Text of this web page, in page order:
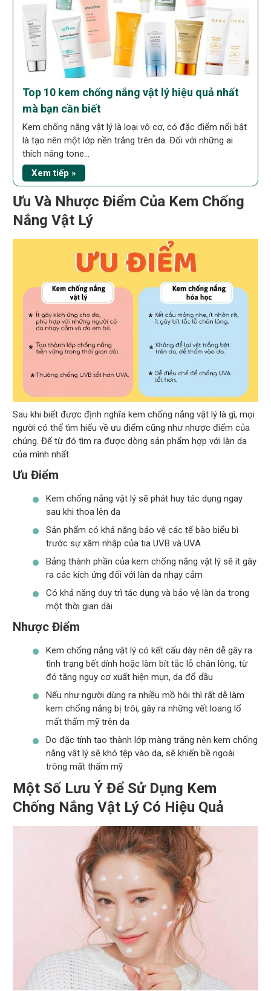
Top 10 kem chống nắng vật lý hiệu quả nhất
mà bạn cần biết
Kem chống nắng vật lý là loại vô cơ, có đặc điểm nổi bật
là tạo nên một lớp nền trắng trên da. Đối với những ai
thích nâng tone...
Xem tiếp »
Ưu Và Nhược Điểm Của Kem Chống
Nắng Vật Lý
Sau khi biết được định nghĩa kem chống nắng vật lý là gì, mọi
người có thể tìm hiểu về ưu điểm cũng như nhược điểm của
chúng. Để từ đó tìm ra được dòng sản phẩm hợp với làn da
của mình nhất.
Ưu Điểm
Kem chống nắng vật lý sẽ phát huy tác dụng ngay
sau khi thoa lên da
Sản phẩm có khả năng bảo vệ các tế bào biểu bì
trước sự xâm nhập của tia UVB và UVA
Bảng thành phần của kem chống nắng vật lý sẽ ít gây
ra các kích ứng đối với làn da nhạy cảm
Có khả năng duy trì tác dụng và bảo vệ làn da trong
một thời gian dài
Nhược Điểm
Kem chống nắng vật lý có kết cấu dày nên dễ gây ra
tình trạng bết dính hoặc làm bít tắc lỗ chân lông, từ
đó tăng nguy cơ xuất hiện mụn, da đổ dầu
Nếu như người dùng ra nhiều mồ hôi thì rất dễ làm
kem chống nắng bị trôi, gây ra những vết loang lổ
mất thẩm mỹ trên da
Do đặc tính tạo thành lớp màng trắng nên kem chống
nắng vật lý sẽ khó tệp vào da, sẽ khiến bề ngoài
trông mất thẩm mỹ
Một Số Lưu Ý Để Sử Dụng Kem
Chống Nắng Vật Lý Có Hiệu Quả